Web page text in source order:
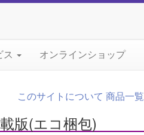
ス オンラインショップ
このサイトについて 商品一覧
版(エコ梱包)